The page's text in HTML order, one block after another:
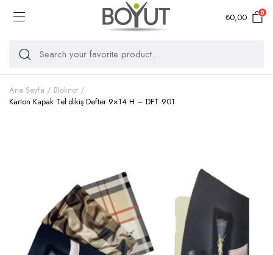
₺0,00 0
Ana Sayfa
Bloknot
Karton Kapak Tel dikiş Defter 9×14 H – DFT 901